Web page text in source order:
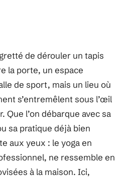
de dérouler un tapis
la porte, un espace
de sport, mais un lieu où
s’entremêlent sous l’œil
Que l’on débarque avec sa
sa pratique déjà bien
aux yeux : le yoga en
ne ressemble en
à la maison. Ici,